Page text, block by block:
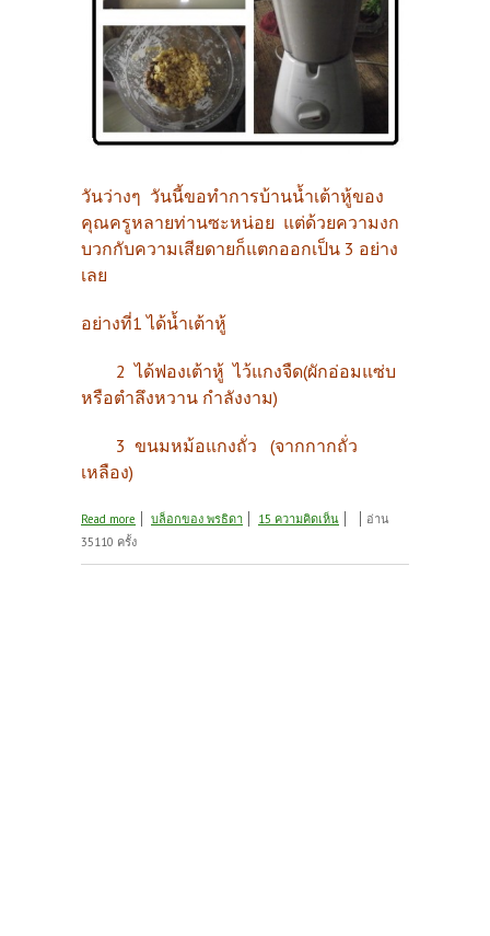
วันว่างๆ วันนี้ขอทำการบ้านน้ำเต้าหู้ของ
คุณครูหลายท่านซะหน่อย แต่ด้วยความงก
บวกกับความเสียดายก็แตกออกเป็น 3 อย่าง
เลย
อย่างที่1 ได้น้ำเต้าหู้
2 ได้ฟองเต้าหู้ ไว้แกงจืด(ผักอ่อมแซ่บ
หรือตำลึงหวาน กำลังงาม)
3 ขนมหม้อแกงถั่ว (จากกากถั่ว
เหลือง)
Read more about ยิงปืนนัดเดียวได้นก 3 ตัว น้ำเต้าหู้ ฟองเต้าหู้
บล็อกของ พรธิดา 15 ความคิดเห็น
อ่าน
35110 ครั้ง